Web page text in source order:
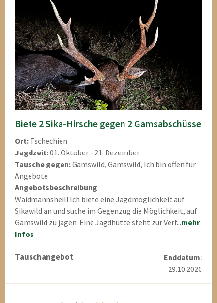
Biete 2 Sika-Hirsche gegen 2 Gamsabschüsse
Ort: Tschechien
Jagdzeit:01. Oktober - 21. Dezember
Tausche gegen:Gamswild, Gamswild, Ich bin offen für
Angebote
Angebotsbeschreibung
Waidmannsheil! Ich biete eine Jagdmöglichkeit auf
Sikawild an und suche im Gegenzug die Möglichkeit, auf
Gamswild zu jagen. Eine Jagdhütte steht zur Verf...mehr
Infos
Tauschangebot
Enddatum:
29.10.2026